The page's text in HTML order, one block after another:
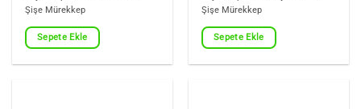
Şişe Mürekkep
Sepete Ekle
Şişe Mürekkep
Sepete Ekle